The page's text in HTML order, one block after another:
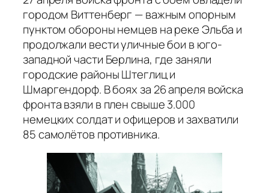
городом Виттенберг — важным опорным
пунктом обороны немцев на реке Эльба и
продолжали вести уличные бои в юго-
западной части Берлина, где заняли
городские районы Штеглиц и
Шмаргендорф. В боях за 26 апреля войска
фронта взяли в плен свыше 3.000
немецких солдат и офицеров и захватили
85 самолётов противника.